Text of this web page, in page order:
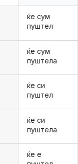
ќе сум
пуштел
ќе сум
пуштела
ќе си
пуштел
ќе си
пуштела
ќе е